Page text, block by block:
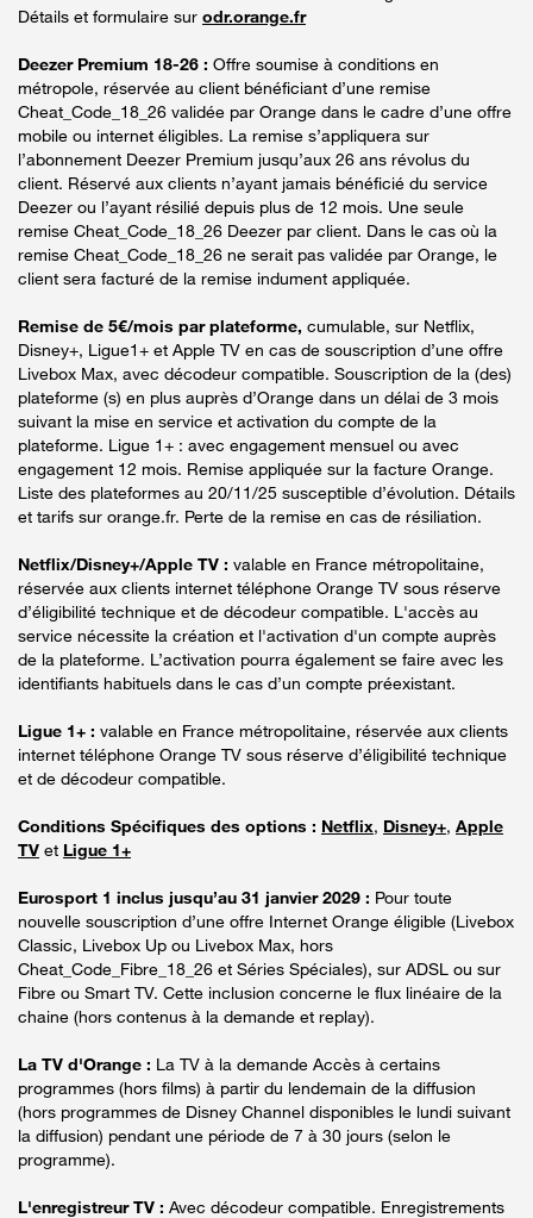
Détails et formulaire sur odr.orange.fr
Deezer Premium 18-26 : Offre soumise à conditions en
métropole, réservée au client bénéficiant d’une remise
Cheat_Code_18_26 validée par Orange dans le cadre d’une offre
mobile ou internet éligibles. La remise s’appliquera sur
l’abonnement Deezer Premium jusqu’aux 26 ans révolus du
client. Réservé aux clients n’ayant jamais bénéficié du service
Deezer ou l’ayant résilié depuis plus de 12 mois. Une seule
remise Cheat_Code_18_26 Deezer par client. Dans le cas où la
remise Cheat_Code_18_26 ne serait pas validée par Orange, le
client sera facturé de la remise indument appliquée.
Remise de 5€/mois par plateforme, cumulable, sur Netflix,
Disney+, Ligue1+ et Apple TV en cas de souscription d’une offre
Livebox Max, avec décodeur compatible. Souscription de la (des)
plateforme (s) en plus auprès d’Orange dans un délai de 3 mois
suivant la mise en service et activation du compte de la
plateforme. Ligue 1+ : avec engagement mensuel ou avec
engagement 12 mois. Remise appliquée sur la facture Orange.
Liste des plateformes au 20/11/25 susceptible d’évolution. Détails
et tarifs sur orange.fr. Perte de la remise en cas de résiliation.
Netflix/Disney+/Apple TV : valable en France métropolitaine,
réservée aux clients internet téléphone Orange TV sous réserve
d’éligibilité technique et de décodeur compatible. L'accès au
service nécessite la création et l'activation d'un compte auprès
de la plateforme. L’activation pourra également se faire avec les
identifiants habituels dans le cas d’un compte préexistant.
Ligue 1+ : valable en France métropolitaine, réservée aux clients
internet téléphone Orange TV sous réserve d’éligibilité technique
et de décodeur compatible.
Conditions Spécifiques des options : Netflix, Disney+, Apple
TV et Ligue 1+
Eurosport 1 inclus jusqu’au 31 janvier 2029 : Pour toute
nouvelle souscription d’une offre Internet Orange éligible (Livebox
Classic, Livebox Up ou Livebox Max, hors
Cheat_Code_Fibre_18_26 et Séries Spéciales), sur ADSL ou sur
Fibre ou Smart TV. Cette inclusion concerne le flux linéaire de la
chaine (hors contenus à la demande et replay).
La TV d'Orange : La TV à la demande Accès à certains
programmes (hors films) à partir du lendemain de la diffusion
(hors programmes de Disney Channel disponibles le lundi suivant
la diffusion) pendant une période de 7 à 30 jours (selon le
programme).
L'enregistreur TV : Avec décodeur compatible. Enregistrements